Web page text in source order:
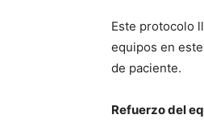
Este protocolo
equipos en
de paciente.
Refuerzo del